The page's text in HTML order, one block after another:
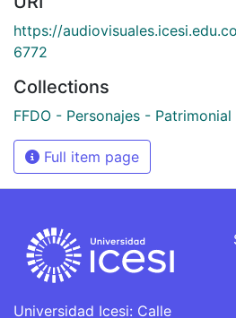
https://
6772
Collections
FFDO - Personajes - Patrimonial
Full item page
Universidad Icesi: Calle